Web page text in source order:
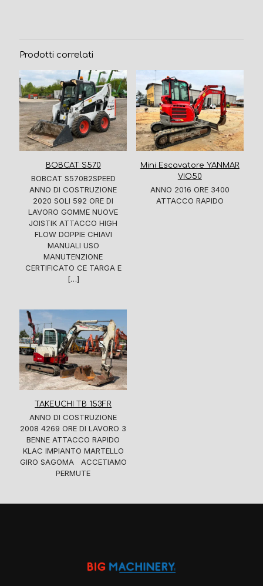
Prodotti correlati
BOBCAT S570
BOBCAT S570B2SPEED
ANNO DI COSTRUZIONE
2020 SOLI 592 ORE DI
LAVORO GOMME NUOVE
JOISTIK ATTACCO HIGH
FLOW DOPPIE CHIAVI
MANUALI USO
MANUTENZIONE
CERTIFICATO CE TARGA E
[…]
Mini Escavatore YANMAR
VIO50
ANNO 2016 ORE 3400
ATTACCO RAPIDO
TAKEUCHI TB 153FR
ANNO DI COSTRUZIONE
2008 4269 ORE DI LAVORO 3
BENNE ATTACCO RAPIDO
KLAC IMPIANTO MARTELLO
GIRO SAGOMA ACCETIAMO
PERMUTE